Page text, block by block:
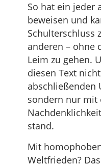
So hat ein jeder
beweisen und
Schulterschluss
anderen – ohne
Leim zu gehen.
diesen Text
abschließenden
sondern nur mit
stand.
Mit
Weltfrieden?